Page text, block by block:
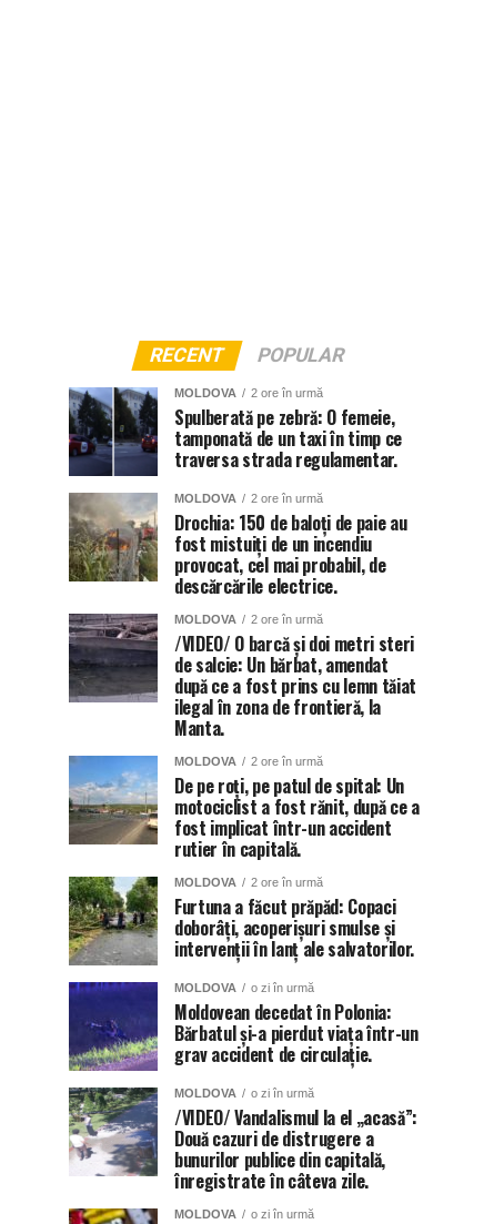
RECENT POPULAR
MOLDOVA 2 ore în urmă
Spulberată pe zebră: O femeie,
tamponată de un taxi în timp ce
traversa strada regulamentar.
MOLDOVA 2 ore în urmă
Drochia: 150 de baloți de paie au
fost mistuiți de un incendiu
provocat, cel mai probabil, de
descărcările electrice.
MOLDOVA 2 ore în urmă
/VIDEO/ O barcă și doi metri steri
de salcie: Un bărbat, amendat
după ce a fost prins cu lemn tăiat
ilegal în zona de frontieră, la
Manta.
MOLDOVA 2 ore în urmă
De pe roți, pe patul de spital: Un
motociclist a fost rănit, după ce a
fost implicat într-un accident
rutier în capitală.
MOLDOVA 2 ore în urmă
Furtuna a făcut prăpăd: Copaci
doborâți, acoperișuri smulse și
intervenții în lanț ale salvatorilor.
MOLDOVA o zi în urmă
Moldovean decedat în Polonia:
Bărbatul și-a pierdut viața într-un
grav accident de circulație.
MOLDOVA o zi în urmă
/VIDEO/ Vandalismul la el „acasă”:
Două cazuri de distrugere a
bunurilor publice din capitală,
înregistrate în câteva zile.
MOLDOVA o zi în urmă